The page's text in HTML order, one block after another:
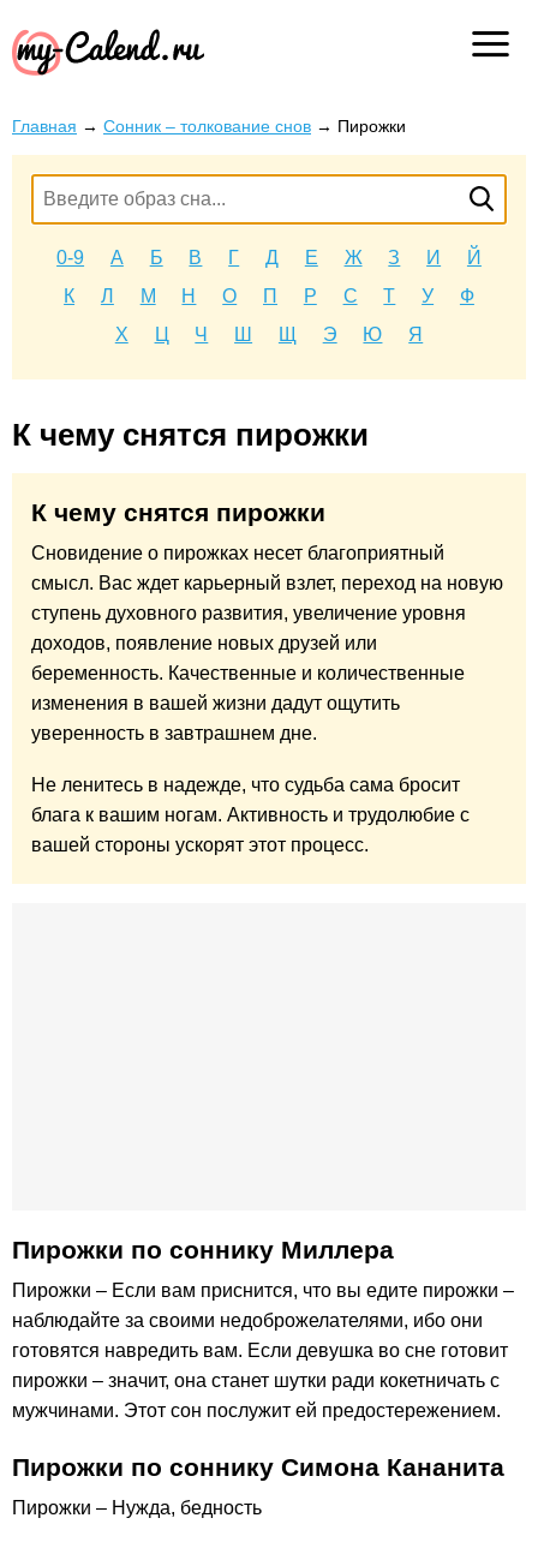
Главная → Сонник – толкование снов → Пирожки
0-9 А Б В Г Д Е Ж З И
Й
К
Л М Н О П Р С Т У
Ф
Х
Ц Ч Ш Щ Э Ю Я
К чему снятся пирожки
К чему снятся пирожки
Сновидение о пирожках несет благоприятный
смысл. Вас ждет карьерный взлет, переход на новую
ступень духовного развития, увеличение уровня
доходов, появление новых друзей или
беременность. Качественные и количественные
изменения в вашей жизни дадут ощутить
уверенность в завтрашнем дне.
Не ленитесь в надежде, что судьба сама бросит
блага к вашим ногам. Активность и трудолюбие с
вашей стороны ускорят этот процесс.
Пирожки по cоннику Миллера
Пирожки – Если вам приснится, что вы едите пирожки –
наблюдайте за своими недоброжелателями, ибо они
готовятся навредить вам. Если девушка во сне готовит
пирожки – значит, она станет шутки ради кокетничать с
мужчинами. Этот сон послужит ей предостережением.
Пирожки по соннику Симона Кананита
Пирожки – Нужда, бедность